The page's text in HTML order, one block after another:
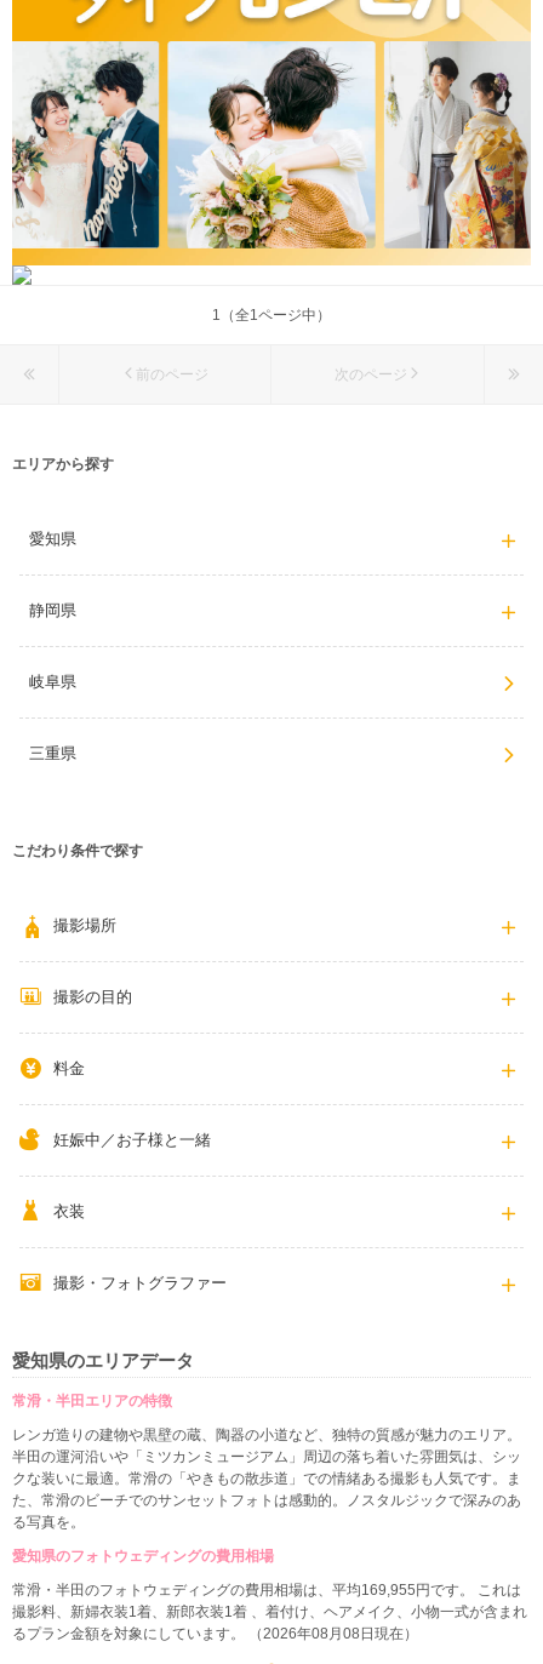
1（全1ページ中）
前のページ 次のページ
エリアから探す
愛知県
静岡県
岐阜県
三重県
こだわり条件で探す
撮影場所
撮影の目的
料金
妊娠中／お子様と一緒
衣装
撮影・フォトグラファー
愛知県のエリアデータ
常滑・半田エリアの特徴
レンガ造りの建物や黒壁の蔵、陶器の小道など、独特の質感が魅力のエリア。
半田の運河沿いや「ミツカンミュージアム」周辺の落ち着いた雰囲気は、シッ
クな装いに最適。常滑の「やきもの散歩道」での情緒ある撮影も人気です。ま
た、常滑のビーチでのサンセットフォトは感動的。ノスタルジックで深みのあ
る写真を。
愛知県のフォトウェディングの費用相場
常滑・半田のフォトウェディングの費用相場は、平均169,955円です。 これは
撮影料、新婦衣装1着、新郎衣装1着 、着付け、ヘアメイク、小物一式が含まれ
るプラン金額を対象にしています。 （2026年08月08日現在）